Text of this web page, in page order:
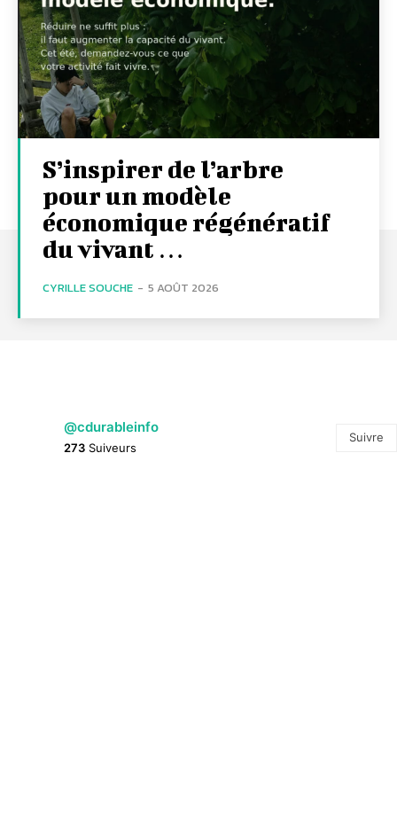
S’inspirer de l’arbre
pour un modèle
économique régénératif
du vivant …
CYRILLE SOUCHE - 5 AOÛT 2026
@cdurableinfo
273 Suiveurs
Suivre